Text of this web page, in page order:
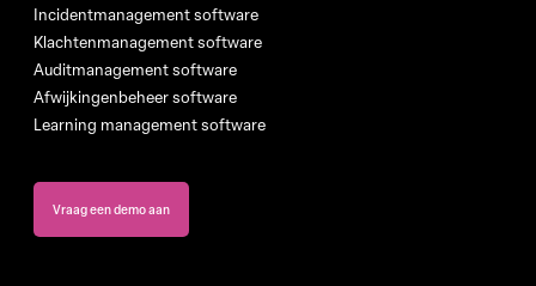
Incidentmanagement software
Klachtenmanagement software
Auditmanagement software
Afwijkingenbeheer software
Learning management software
Vraag een demo aan